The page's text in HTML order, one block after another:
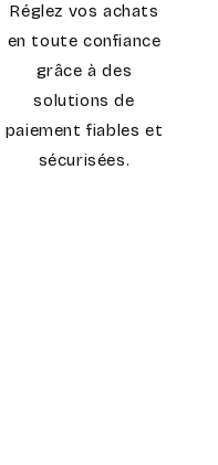
Réglez vos achats
en toute confiance
grâce à des
solutions de
paiement fiables et
sécurisées.